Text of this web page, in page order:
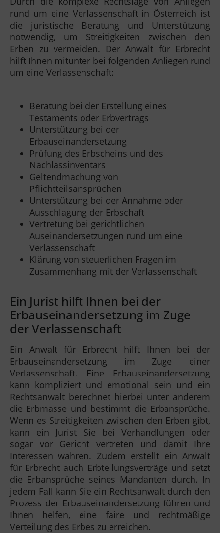
rund um eine Verlassenschaft in Österreich ist
die juristische Beratung und Unterstützung
notwendig, um Streitigkeiten zwischen den
Erben zu vermeiden. Der Anwalt für Erbrecht
hilft Ihnen mitunter bei folgenden Anliegen rund
um eine Verlassenschaft:
Beratung bei der Erstellung eines
Testaments oder Erbvertrags
Unterstützung bei der
Erbauseinandersetzung
Prüfung des Erbscheins und des
Nachlassinventars
Geltendmachung von
Pflichtteilsansprüchen
Unterstützung bei der Annahme oder
Ausschlagung der Erbschaft
Vertretung bei gerichtlichen
Auseinandersetzungen rund um eine
Verlassenschaft
Klärung von steuerlichen Fragen im
Zusammenhang mit der Verlassenschaft
Ein Jurist hilft Ihnen bei der
Erbauseinandersetzung im Zuge
der Verlassenschaft
Ein Anwalt für Erbrecht hilft Ihnen bei der
Erbauseinandersetzung im Zuge einer
Verlassenschaft. Eine Erbauseinandersetzung
kann kompliziert und emotional sein und ein
Rechtsanwalt berechnet hierbei unter anderem
die Erbmasse und bestimmt die Erbansprüche.
Wenn es Streitigkeiten zwischen den Erben gibt,
kann ein Jurist Sie bei Verhandlungen oder
sogar vor Gericht vertreten und damit Ihre
Interessen wahren. Zudem erstellt ein Anwalt
für Erbrecht auch Erbteilungsverträge und setzt
die Erbansprüche seines Mandanten durch. In
jedem Fall kann Sie ein Rechtsanwalt durch den
Prozess der Erbauseinandersetzung führen und
Ihnen helfen, eine faire und rechtmäßige
Verteilung des Erbes zu erreichen.